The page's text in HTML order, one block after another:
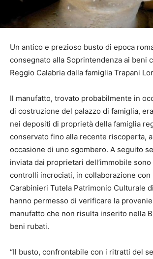
Un antico e prezioso busto di epoca
consegnato alla Soprintendenza ai beni
Reggio Calabria dalla famiglia Trapani
Il manufatto, trovato probabilmente in
di costruzione del palazzo di famiglia,
nei depositi di proprietà della famiglia
conservato fino alla recente riscoperta,
occasione di uno sgombero. A seguito
inviata dai proprietari dell’immobile
controlli incrociati, in collaborazione con
Carabinieri Tutela Patrimonio Culturale
hanno permesso di verificare la
manufatto che non risulta inserito nella
beni rubati.
“Il busto, confrontabile con i ritratti del